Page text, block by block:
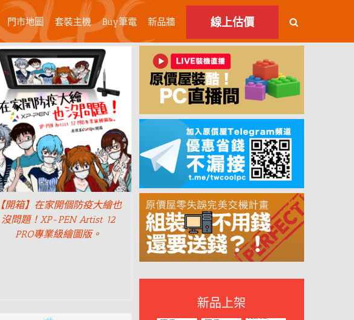
門市地圖 套裝主機 Buy筆電 新品牆 線上估價
【開箱】在家開個防疫大繪也
沒問題！XP-PEN Artist 12
PRO專業級繪圖版。
新品上架